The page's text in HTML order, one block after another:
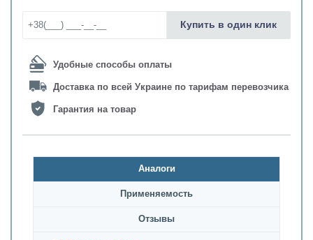
Удобные способы оплаты
Доставка по всей Украине по тарифам перевозчика
Гарантия на товар
Купить в один клик
Аналоги
Применяемость
Oтзывы